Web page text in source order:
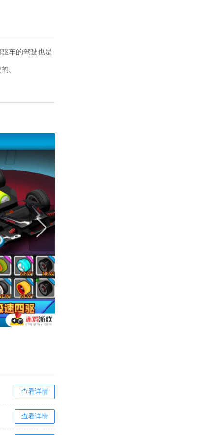
车的驾驶也是
。
查看详情
查看详情